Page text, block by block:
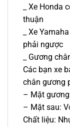
_ Xe
thuận
_ Xe
phải ngược
_ Gương
Các bạn xe
chân gương
– Mặt
– Mặt sau:
Chất liệu: